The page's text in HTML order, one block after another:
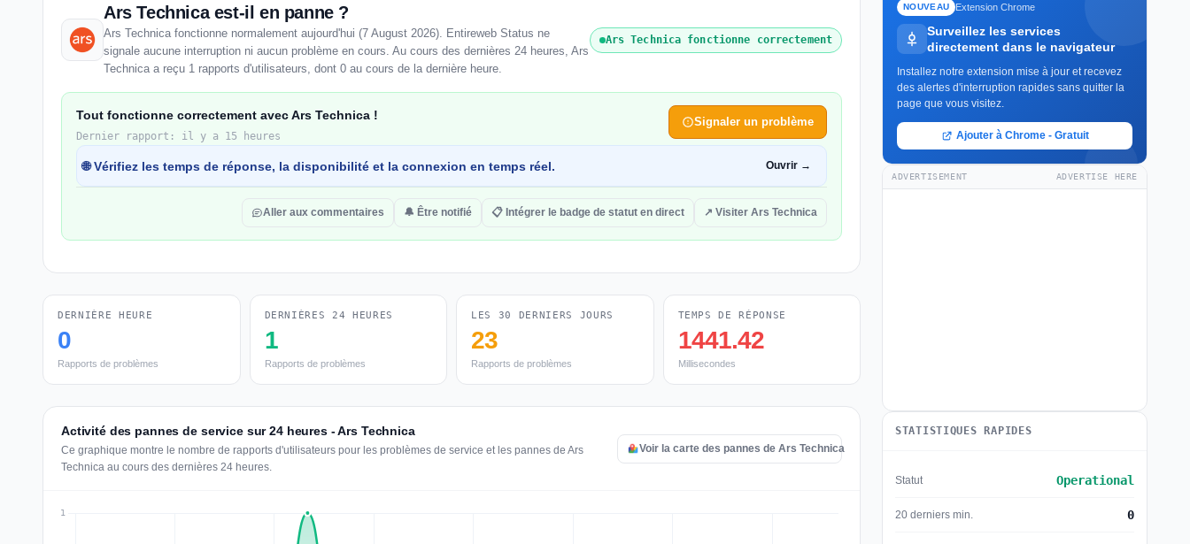
Ars Technica est-il en panne ?
Ars Technica fonctionne normalement aujourd'hui (7 August 2026). Entireweb Status ne
signale aucune interruption ni aucun problème en cours. Au cours des dernières 24 heures, Ars
Technica a reçu 1 rapports d'utilisateurs, dont 0 au cours de la dernière heure.
Ars Technica fonctionne correctement
Tout fonctionne correctement avec Ars Technica !
Dernier rapport: il y a 15 heures
Signaler un problème
🌐 Vérifiez les temps de réponse, la disponibilité et la connexion en temps réel. Ouvrir →
Aller aux commentaires 🔔 Être notifié 📋 Intégrer le badge de statut en direct ↗ Visiter Ars Technica
DERNIÈRE HEURE
0
Rapports de problèmes
DERNIÈRES 24 HEURES
1
Rapports de problèmes
LES 30 DERNIERS JOURS
23
Rapports de problèmes
TEMPS DE RÉPONSE
1441.42
Millisecondes
Activité des pannes de service sur 24 heures - Ars Technica
Ce graphique montre le nombre de rapports d'utilisateurs pour les problèmes de service et les pannes de Ars
Technica au cours des dernières 24 heures.
Voir la carte des pannes de Ars Technica
NOUVEAU Extension Chrome
Surveillez les services
directement dans le navigateur
Installez notre extension mise à jour et recevez
des alertes d'interruption rapides sans quitter la
page que vous visitez.
Ajouter à Chrome - Gratuit
ADVERTISEMENT ADVERTISE HERE
STATISTIQUES RAPIDES
Statut Operational
20 derniers min. 0